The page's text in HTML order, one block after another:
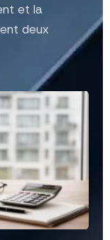
et la
deux